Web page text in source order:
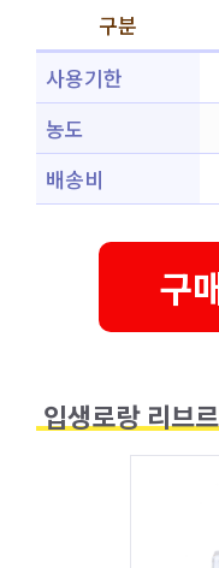
구분
사용기한
농도
배송비
구
입생로랑 리브